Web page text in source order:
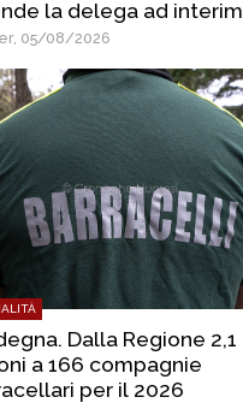
la delega ad interim
05/08/2026
Dalla Regione 2,1
a 166 compagnie
per il 2026